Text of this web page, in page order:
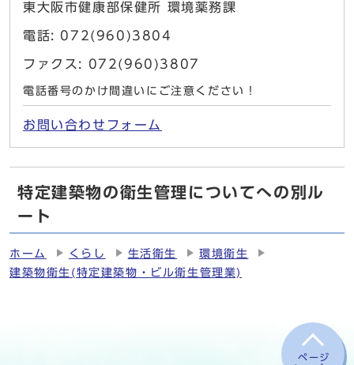
東大阪市健康部保健所 環境薬務課
電話: 072(960)3804
ファクス: 072(960)3807
電話番号のかけ間違いにご注意ください！
お問い合わせフォーム
特定建築物の衛生管理についてへの別ル
ート
ホーム くらし 生活衛生
環境衛生
建築物衛生(特定建築物・ビル衛生管理業)
ページ